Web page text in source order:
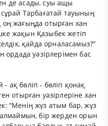
де асады, суы ащы
Тарбағатай тауының
жағыңда отырған хан
жақын Қазыбек жетіп
қайда орналасамыз?”
ордада уәзірлерімен бас
бөліп - бөліп қонақ
отырған уәзірлеріне хан
“Менің жүз атым бар, жүз
бір жерден орын